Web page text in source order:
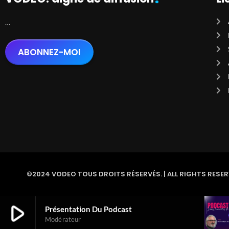
play_arrow Présentation Du Podcast
Modérateur
…
ABONNEZ-MOI
©2024 VODEO TOUS DROITS RÉSERVÉS. | ALL RIGHTS